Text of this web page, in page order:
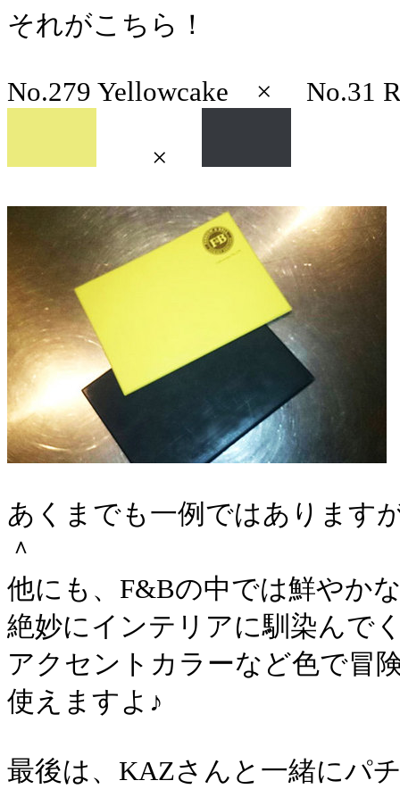
それがこちら！
No.279 Yellowcake × No.31
×
あくまでも一例ではあります
＾
他にも、F&Bの中では鮮やか
絶妙にインテリアに馴染んで
アクセントカラーなど色で冒
使えますよ♪
最後は、KAZさんと一緒にパ